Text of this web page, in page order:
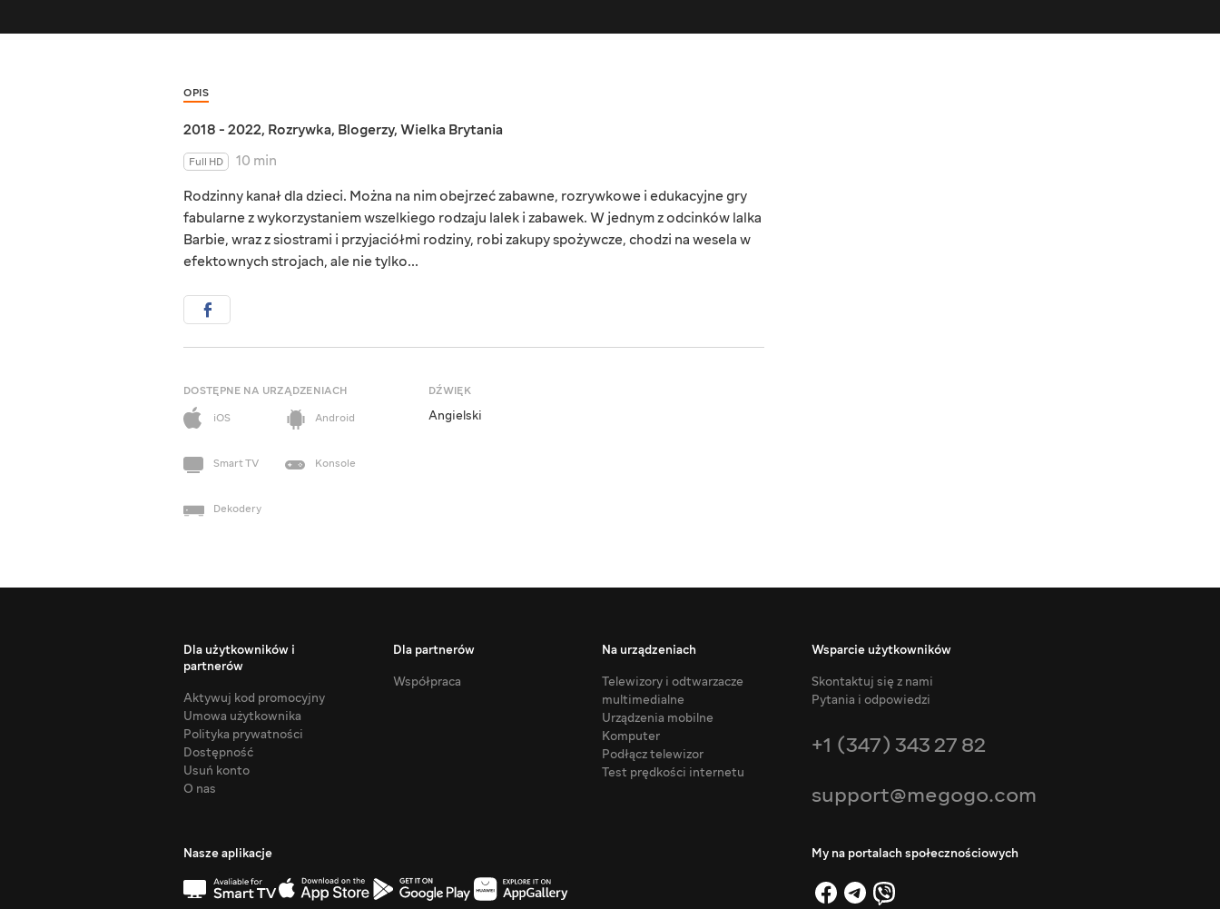
OPIS
2018 - 2022, Rozrywka, Blogerzy, Wielka Brytania
Full HD
10 min
Rodzinny kanał dla dzieci. Można na nim obejrzeć zabawne, rozrywkowe i edukacyjne gry
fabularne z wykorzystaniem wszelkiego rodzaju lalek i zabawek. W jednym z odcinków lalka
Barbie, wraz z siostrami i przyjaciółmi rodziny, robi zakupy spożywcze, chodzi na wesela w
efektownych strojach, ale nie tylko...
DOSTĘPNE NA URZĄDZENIACH
iOS
Android
Smart TV Konsole
Dekodery
DŹWIĘK
Angielski
Dla użytkowników i
partnerów
Aktywuj kod promocyjny
Umowa użytkownika
Polityka prywatności
Dostępność
Usuń konto
O nas
Dla partnerów
Współpraca
Na urządzeniach
Telewizory i odtwarzacze
multimedialne
Urządzenia mobilne
Komputer
Podłącz telewizor
Test prędkości internetu
Wsparcie użytkowników
Skontaktuj się z nami
Pytania i odpowiedzi
+1 (347) 343 27 82
support@megogo.com
Nasze aplikacje My na portalach społecznościowych